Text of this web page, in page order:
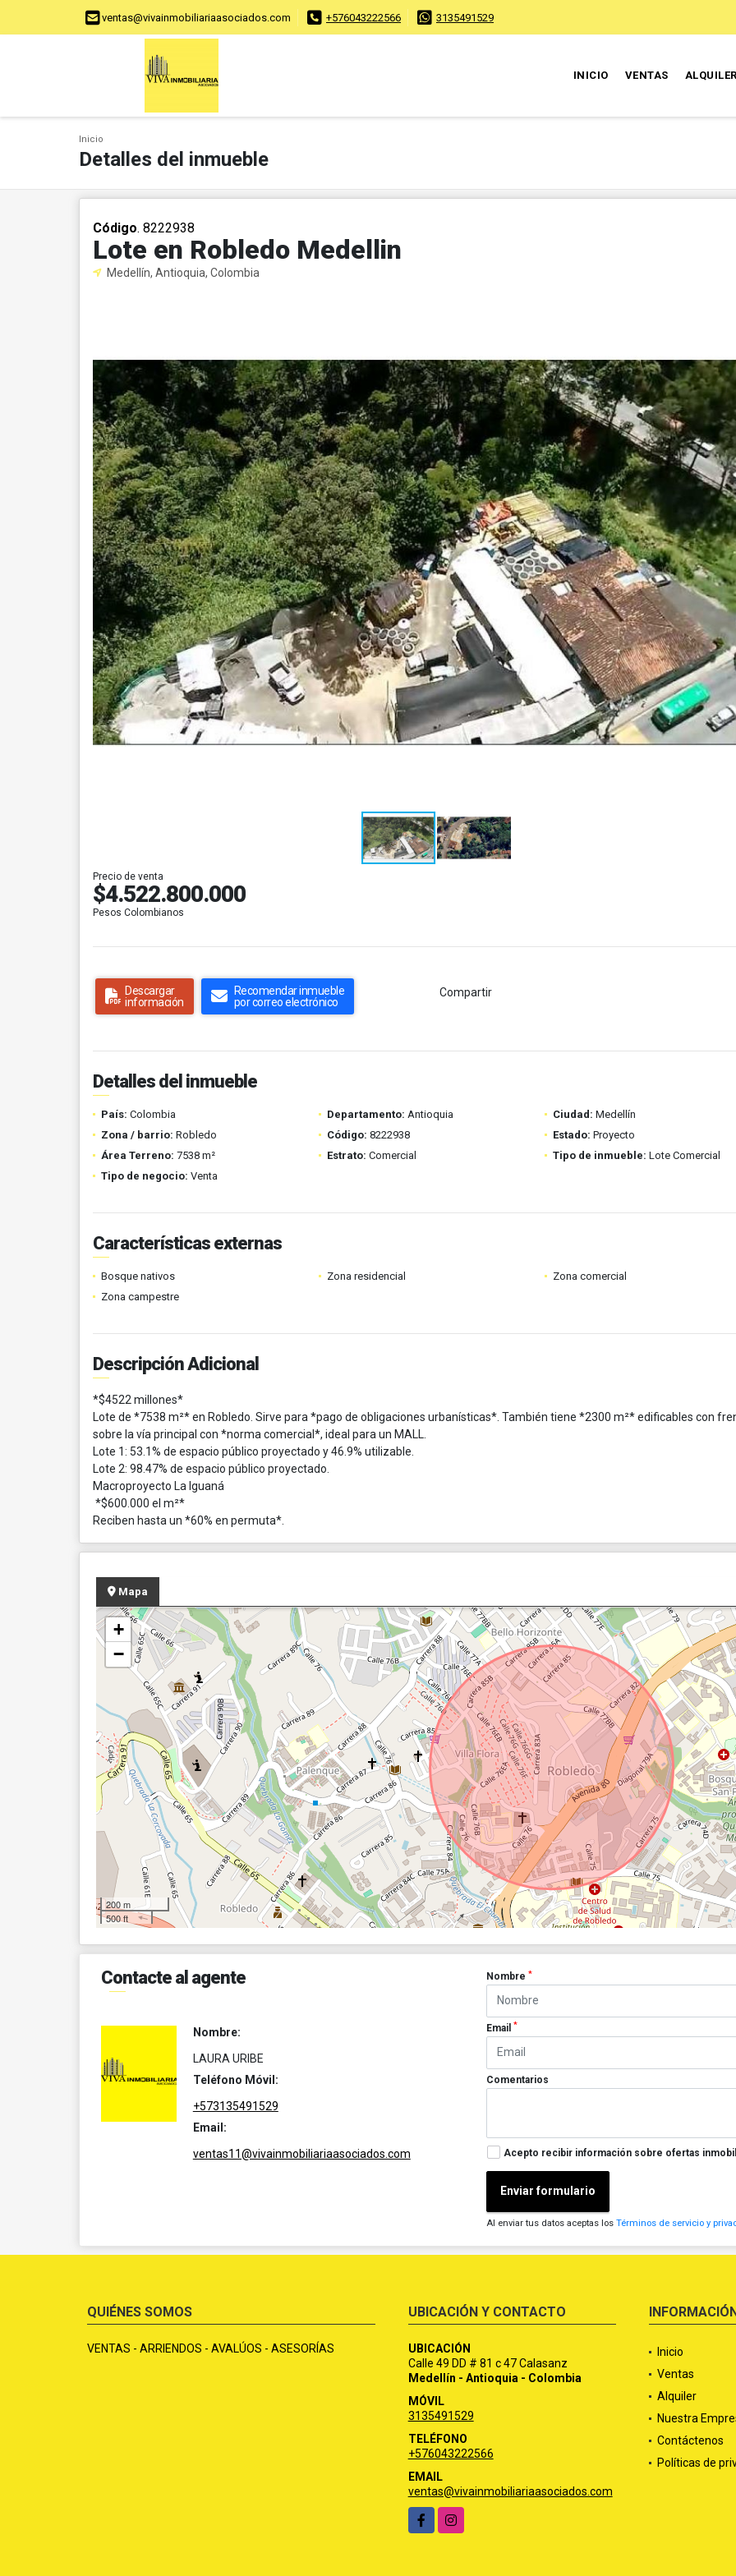
ventas@vivainmobiliariaasociados.com +576043222566 3135491529
INICIO VENTAS
Inicio
Detalles del inmueble
Código. 8222938
Lote en Robledo Medellin
Medellín, Antioquia, Colombia
Precio de venta
$4.522.800.000
Pesos Colombianos
Descargar
información
Recomendar inmueble
por correo electrónico
Compartir
Detalles del inmueble
País: Colombia Departamento: Antioquia Ciudad: Medellín
Zona / barrio: Robledo Código: 8222938 Estado: Proyecto
Área Terreno: 7538 m² Estrato: Comercial Tipo de inmueble: Lote Comercial
Tipo de negocio: Venta
Características externas
Bosque nativos Zona residencial
Zona comercial
Zona campestre
Descripción Adicional
*$4522 millones*
Lote de *7538 m²* en Robledo. Sirve para *pago de obligaciones urbanísticas*. También tiene *2300 m²* edificables con
sobre la vía principal con *norma comercial*, ideal para un MALL.
Lote 1: 53.1% de espacio público proyectado y 46.9% utilizable.
Lote 2: 98.47% de espacio público proyectado.
Macroproyecto La Iguaná
*$600.000 el m²*
Reciben hasta un *60% en permuta*.
Mapa
+
−
200 m
500 ft
Contacte al agente
Nombre:
LAURA URIBE
Teléfono Móvil:
+573135491529
Email:
ventas11@vivainmobiliariaasociados.com
Nombre*
Email*
Comentarios
Acepto recibir información sobre ofertas
Enviar formulario
Al enviar tus datos aceptas losTérminos de servicio y
QUIÉNES SOMOS
VENTAS - ARRIENDOS - AVALÚOS - ASESORÍAS
UBICACIÓN Y CONTACTO
UBICACIÓN
Calle 49 DD # 81 c 47 Calasanz
Medellín - Antioquia - Colombia
MÓVIL
3135491529
TELÉFONO
+576043222566
EMAIL
ventas@vivainmobiliariaasociados.com
FacebookInstagram
Inicio
Ventas
Alquiler
Nuestra
Contáctenos
Políticas de